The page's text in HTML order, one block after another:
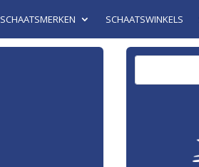
SCHAATSMERKEN SCHAATSWINKELS